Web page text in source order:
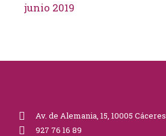
junio 2019
Av. de Alemania, 15, 10005 Cáceres
927 76 16 89